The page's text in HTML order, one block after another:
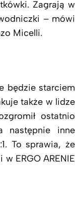
Zagrają w
– mówi
Micelli.
będzie starciem
także w lidze
ostatnio
następnie inne
To sprawia, że
ERGO ARENIE